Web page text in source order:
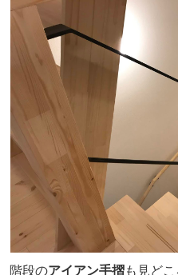
階段のアイアン手摺も見どこ